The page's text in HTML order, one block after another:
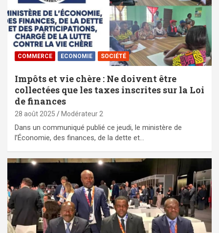
COMMERCE ECONOMIE SOCIÉTÉ
Impôts et vie chère : Ne doivent être
collectées que les taxes inscrites sur la Loi
de finances
28 août 2025 Modérateur 2
Dans un communiqué publié ce jeudi, le ministère de
l’Économie, des finances, de la dette et…